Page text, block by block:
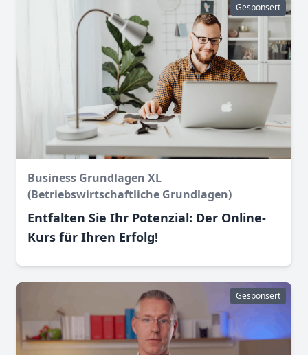
Gesponsert
Business Grundlagen XL
(Betriebswirtschaftliche Grundlagen)
Entfalten Sie Ihr Potenzial: Der Online-
Kurs für Ihren Erfolg!
Gesponsert